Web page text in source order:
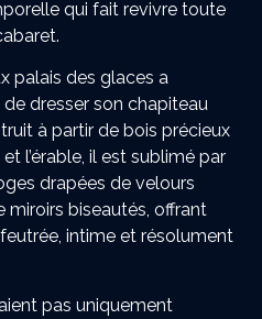
qui fait revivre toute
palais des glaces a
dresser son chapiteau
à partir de bois précieux
l’érable, il est sublimé par
drapées de velours
biseautés, offrant
intime et résolument
pas uniquement